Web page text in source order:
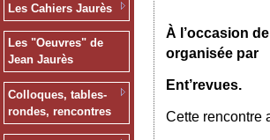
Les Cahiers Jaurès
Les "Oeuvres" de
Jean Jaurès
Colloques, tables-
rondes, rencontres
À l’occasion
organisée par
Ent’revues.
Cette rencontre